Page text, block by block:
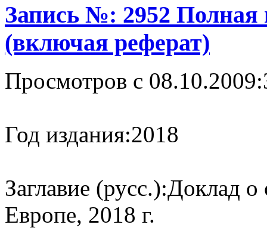
Запись №: 2952 Полная
(включая реферат)
Просмотров с 08.10.2009:
Год издания:2018
Заглавие (русс.):Доклад о
Европе, 2018 г.